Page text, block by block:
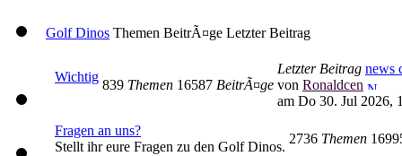
Golf Dinos Themen BeitrÃ¤ge Letzter Beitrag
Wichtig
839 Themen 16587 BeitrÃ¤ge
Letzter Beitrag news
von Ronaldcen
am Do 30. Jul 2026,
Fragen an uns?
Stellt ihr eure Fragen zu den Golf Dinos.
2736 Themen